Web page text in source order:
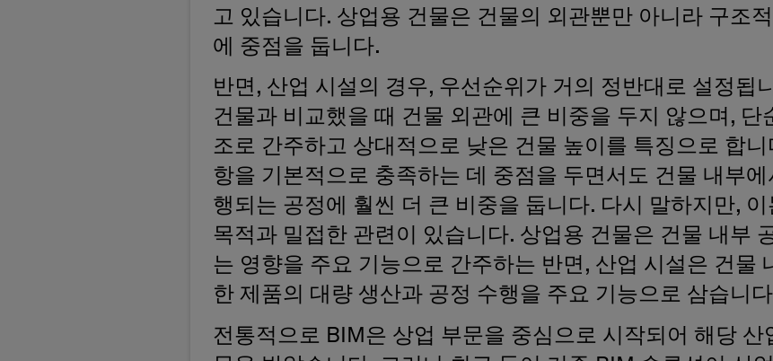
고 있습니다. 상업용 건물은 건물의 외관뿐만 아니라 구조
에 중점을 둡니다.
반면, 산업 시설의 경우, 우선순위가 거의 정반대로 설정됩
건물과 비교했을 때 건물 외관에 큰 비중을 두지 않으며, 단
조로 간주하고 상대적으로 낮은 건물 높이를 특징으로 합
항을 기본적으로 충족하는 데 중점을 두면서도 건물 내부
행되는 공정에 훨씬 더 큰 비중을 둡니다. 다시 말하지만,
목적과 밀접한 관련이 있습니다. 상업용 건물은 건물 내부
는 영향을 주요 기능으로 간주하는 반면, 산업 시설은 건물
한 제품의 대량 생산과 공정 수행을 주요 기능으로 삼습니
전통적으로 BIM은 상업 부문을 중심으로 시작되어 해당 산